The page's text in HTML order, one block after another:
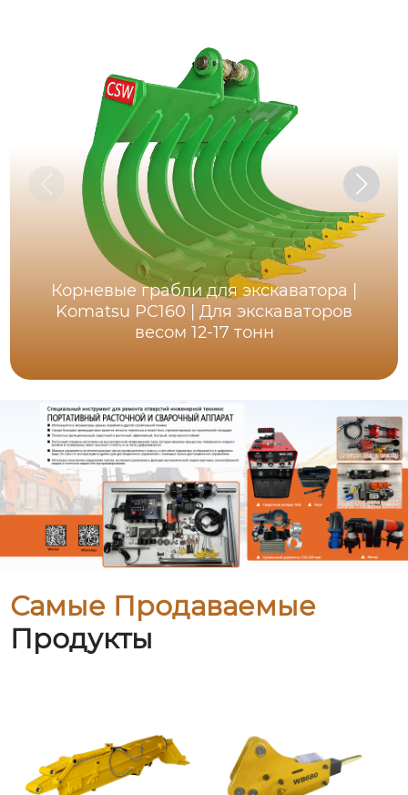
Корневые грабли для экскаватора |
Komatsu PC160 | Для экскаваторов
весом 12-17 тонн
Самые Продаваемые
Продукты